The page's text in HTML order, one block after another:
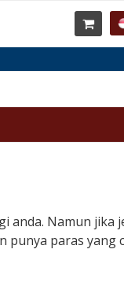
Namun jika
paras yang